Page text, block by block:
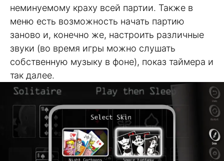
неминуемому краху всей партии. Также в
меню есть возможность начать партию
заново и, конечно же, настроить различные
звуки (во время игры можно слушать
собственную музыку в фоне), показ таймера и
так далее.